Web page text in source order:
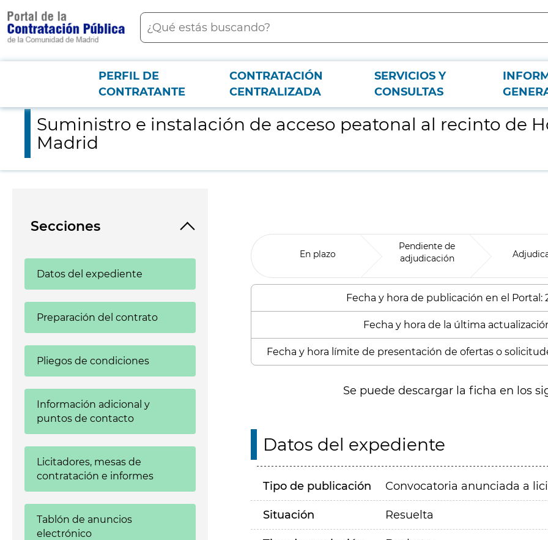
contenido
principal
Buscar
Menú PCON
PERFIL DE
CONTRATANTE
CONTRATACIÓN
CENTRALIZADA
SERVICIOS Y
CONSULTAS
Suministro e instalación de acceso peatonal al recinto de Hortaleza de Metro de Madrid
Suministro e instalación de acceso peatonal al recinto de
Madrid
Secciones
Datos del expediente
Preparación del contrato
Pliegos de condiciones
Información adicional y
puntos de contacto
Licitadores, mesas de
contratación e informes
Tablón de anuncios
electrónico
En plazo
Pendiente de
adjudicación
Fecha y hora de publicación en el Portal:
Fecha y hora de la última
Fecha y hora límite de presentación de ofertas o
Se puede descargar la ficha en los
Datos del expediente
Tipo de publicación Convocatoria anunciada a
Situación Resuelta